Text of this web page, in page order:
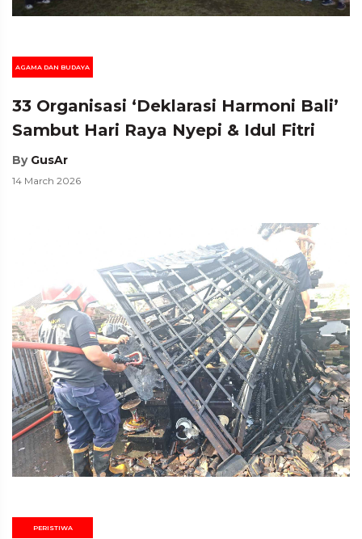
AGAMA DAN BUDAYA
33 Organisasi ‘Deklarasi Harmoni Bali’
Sambut Hari Raya Nyepi & Idul Fitri
By GusAr
14 March 2026
PERISTIWA